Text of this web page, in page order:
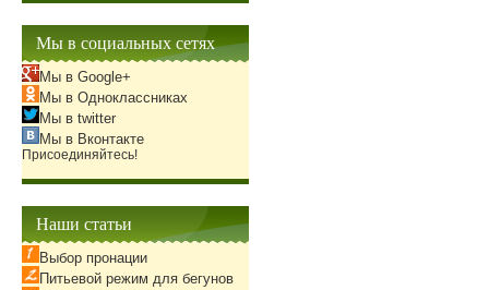
Мы в социальных сетях
Мы в Google+
Мы в Одноклассниках
Мы в twitter
Мы в Вконтакте
Присоединяйтесь!
Наши статьи
Выбор пронации
Питьевой режим для бегунов